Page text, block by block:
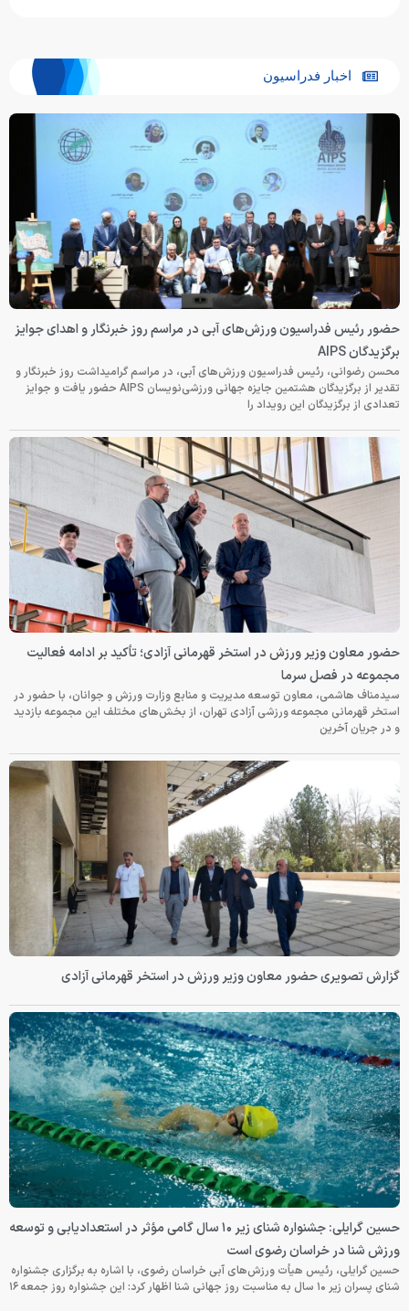
اخبار فدراسیون
حضور رئیس فدراسیون ورزش‌های آبی در مراسم روز خبرنگار و اهدای جوایز
برگزیدگان AIPS
محسن رضوانی، رئیس فدراسیون ورزش‌های آبی، در مراسم گرامیداشت روز خبرنگار و
تقدیر از برگزیدگان هشتمین جایزه جهانی ورزشی‌نویسان AIPS حضور یافت و جوایز
تعدادی از برگزیدگان این رویداد را
حضور معاون وزیر ورزش در استخر قهرمانی آزادی؛ تأکید بر ادامه فعالیت
مجموعه در فصل سرما
سیدمناف هاشمی، معاون توسعه مدیریت و منابع وزارت ورزش و جوانان، با حضور در
استخر قهرمانی مجموعه ورزشی آزادی تهران، از بخش‌های مختلف این مجموعه بازدید
و در جریان آخرین
گزارش تصویری حضور معاون وزیر ورزش در استخر قهرمانی آزادی
حسین گرایلی: جشنواره شنای زیر ۱۰ سال گامی مؤثر در استعدادیابی و توسعه
ورزش شنا در خراسان رضوی است
حسین گرایلی، رئیس هیأت ورزش‌های آبی خراسان رضوی، با اشاره به برگزاری جشنواره
شنای پسران زیر ۱۰ سال به مناسبت روز جهانی شنا اظهار کرد: این جشنواره روز جمعه‌ ۱۶